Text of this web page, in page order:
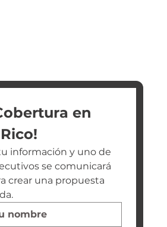
en
información y uno de
se comunicará
crear una propuesta